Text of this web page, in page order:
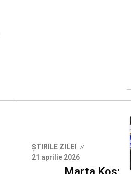
ȘTIRILE ZILEI
21 aprilie 2026